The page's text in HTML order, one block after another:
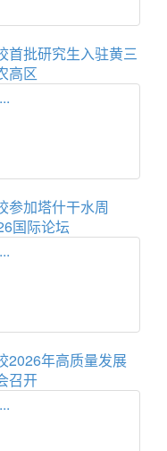
首批研究生入驻黄三
高区
参加塔什干水周
国际论坛
2026年高质量发展
召开